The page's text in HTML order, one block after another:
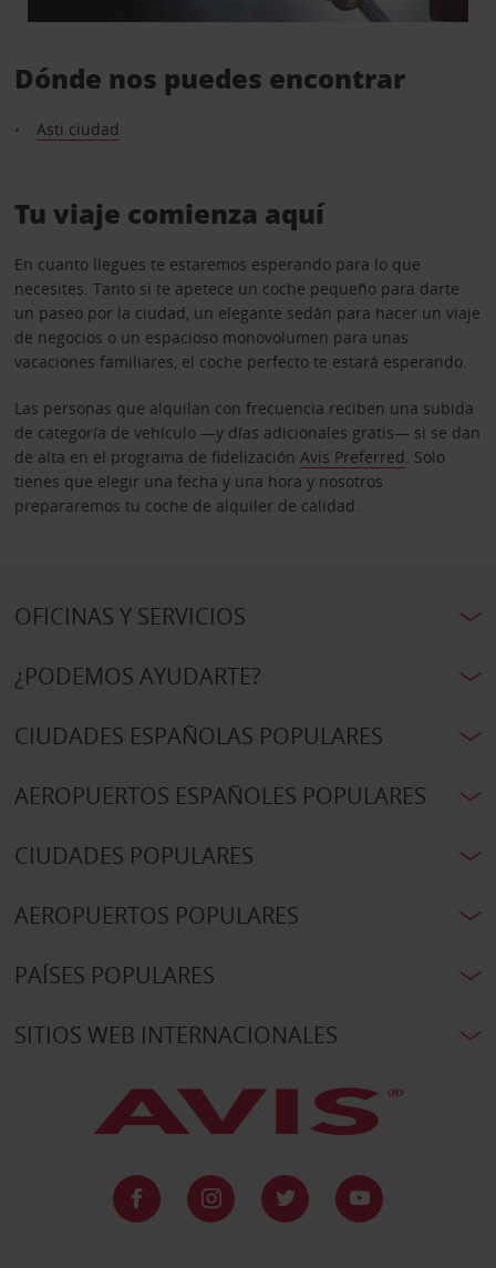
Dónde nos puedes encontrar
Asti ciudad
Tu viaje comienza aquí
En cuanto llegues te estaremos esperando para lo que
necesites. Tanto si te apetece un coche pequeño para darte
un paseo por la ciudad, un elegante sedán para hacer un viaje
de negocios o un espacioso monovolumen para unas
vacaciones familiares, el coche perfecto te estará esperando.
Las personas que alquilan con frecuencia reciben una subida
de categoría de vehículo —y días adicionales gratis— si se dan
de alta en el programa de fidelización Avis Preferred. Solo
tienes que elegir una fecha y una hora y nosotros
prepararemos tu coche de alquiler de calidad.
OFICINAS Y SERVICIOS
¿PODEMOS AYUDARTE?
CIUDADES ESPAÑOLAS POPULARES
AEROPUERTOS ESPAÑOLES POPULARES
CIUDADES POPULARES
AEROPUERTOS POPULARES
PAÍSES POPULARES
SITIOS WEB INTERNACIONALES